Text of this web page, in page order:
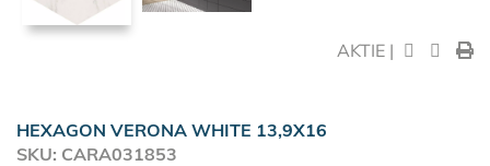
AKTIE |
HEXAGON VERONA WHITE 13,9X16
SKU: CARA031853